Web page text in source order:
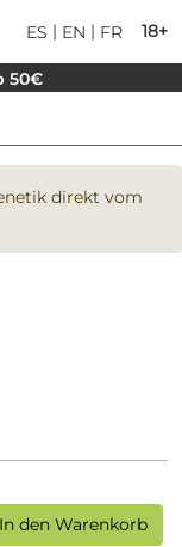
18+
ES | EN | FR
50€
direkt vom
den Warenkorb